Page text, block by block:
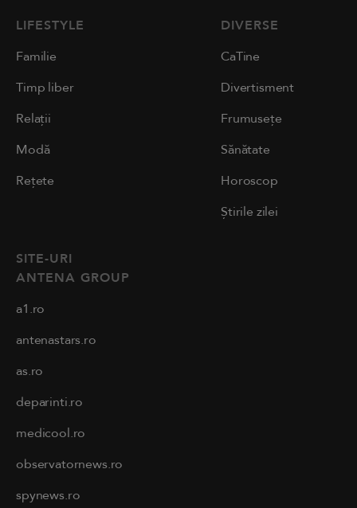
LIFESTYLE
Familie
Timp liber
Relații
Modă
Rețete
DIVERSE
CaTine
Divertisment
Frumusețe
Sănătate
Horoscop
Știrile zilei
SITE-URI
ANTENA GROUP
a1.ro
antenastars.ro
as.ro
deparinti.ro
medicool.ro
observatornews.ro
spynews.ro